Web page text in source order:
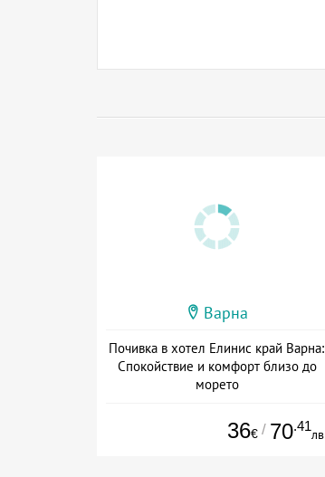
Варна
Почивка в хотел Елинис край Варна:
Спокойствие и комфорт близо до
морето
36€ / 70.41
лв.